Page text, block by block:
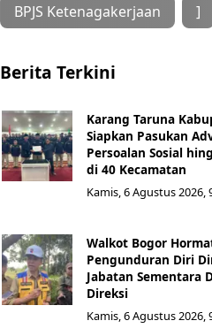
BPJS Ketenagakerjaan ]
Berita Terkini
Karang Taruna
Siapkan Pasukan
Persoalan Sosial
di 40 Kecamatan
Kamis, 6 Agustus 2026,
Walkot Bogor
Pengunduran Diri
Jabatan Sementara
Direksi
Kamis, 6 Agustus 2026,